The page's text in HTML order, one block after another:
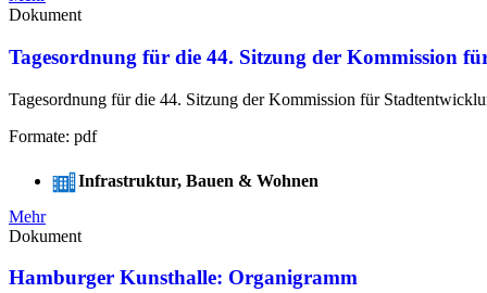
Dokument
Tagesordnung für die 44. Sitzung der Kommission
Tagesordnung für die 44. Sitzung der Kommission für
Formate: pdf
Infrastruktur, Bauen & Wohnen
Mehr
Dokument
Hamburger Kunsthalle: Organigramm